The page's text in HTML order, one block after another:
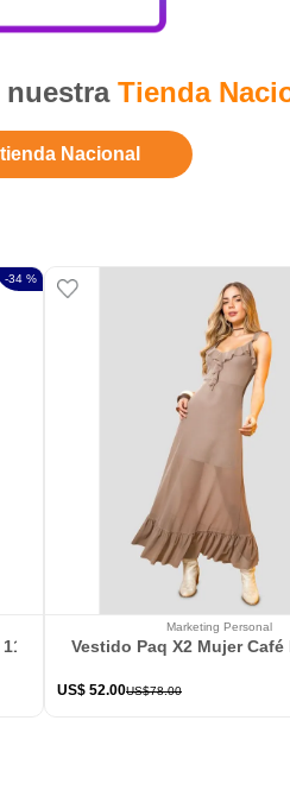
nuestra Tienda
tienda Nacional
-34 %
Marketing Personal
Vestido Paq X2 Mujer Café
US$78.00
US$ 52.00